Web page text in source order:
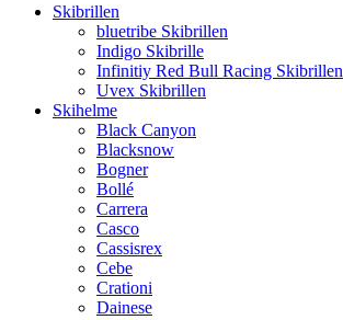
Skibrillen
bluetribe Skibrillen
Indigo Skibrille
Infinitiy Red Bull Racing Skibrillen
Uvex Skibrillen
Skihelme
Black Canyon
Blacksnow
Bogner
Bollé
Carrera
Casco
Cassisrex
Cebe
Crationi
Dainese